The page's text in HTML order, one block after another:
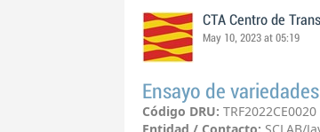
CTA Centro de
May 10, 2023 at 05:19
Ensayo de
Código DRU: TRF2022CE0020